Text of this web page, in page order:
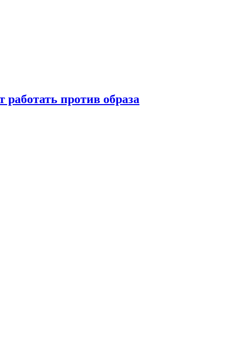
против образа